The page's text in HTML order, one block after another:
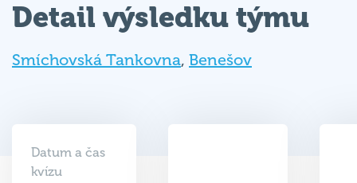
Detail výsledku týmu
Smíchovská Tankovna, Benešov
Datum a čas
kvízu